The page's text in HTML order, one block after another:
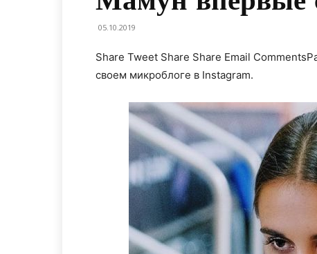
05.10.2019
Share Tweet Share Share Email
своем микроблоге в Instagram.